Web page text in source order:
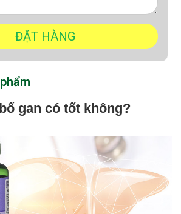
gan có tốt không?